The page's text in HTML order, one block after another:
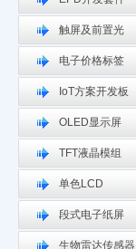
触屏及前置光
电子价格标签
IoT方案开发板
OLED显示屏
TFT液晶模组
单色LCD
段式电子纸屏
生物雷达传感器